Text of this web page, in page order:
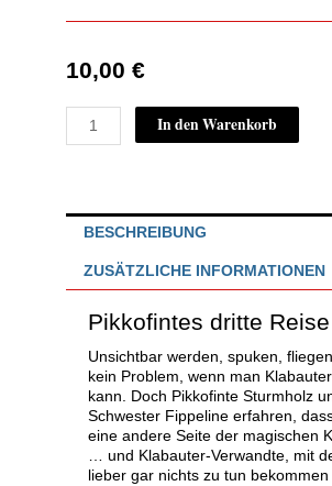
10,00 €
Schatz
Menge
In den Warenkorb
BESCHREIBUNG
ZUSÄTZLICHE INFORMATIONEN
Pikkofintes dritte Reise
Unsichtbar werden, spuken,
kein Problem, wenn man
kann. Doch Pikkofinte Sturmholz
Schwester Fippeline erfahren,
eine andere Seite der magischen
… und Klabauter-Verwandte, mit
lieber gar nichts zu tun